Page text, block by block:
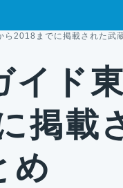
ら2018までに掲載された武
イド
掲載
め